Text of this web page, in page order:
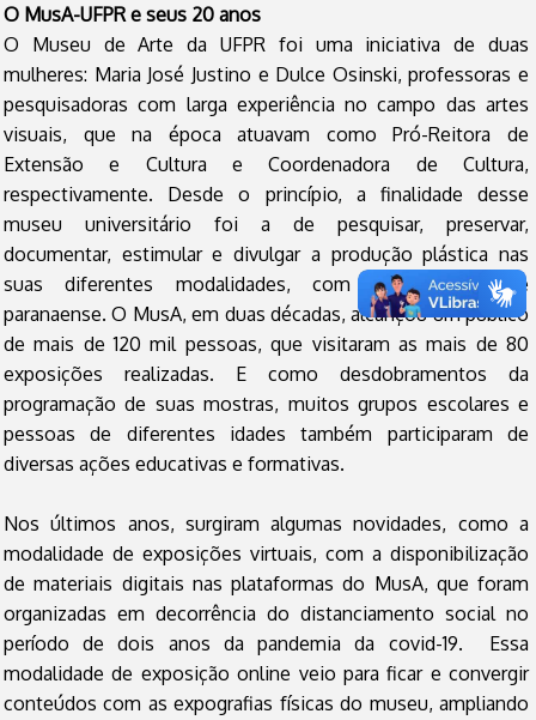
O MusA-UFPR e seus 20 anos
O Museu de Arte da UFPR foi uma iniciativa de duas
mulheres: Maria José Justino e Dulce Osinski, professoras e
pesquisadoras com larga experiência no campo das artes
visuais, que na época atuavam como Pró-Reitora de
Extensão e Cultura e Coordenadora de Cultura,
respectivamente. Desde o princípio, a finalidade desse
museu universitário foi a de pesquisar, preservar,
documentar, estimular e divulgar a produção plástica nas
suas diferentes modalidades, com ênfase na arte
paranaense. O MusA, em duas décadas, alcançou um público
de mais de 120 mil pessoas, que visitaram as mais de 80
exposições realizadas. E como desdobramentos da
programação de suas mostras, muitos grupos escolares e
pessoas de diferentes idades também participaram de
diversas ações educativas e formativas.
Nos últimos anos, surgiram algumas novidades, como a
modalidade de exposições virtuais, com a disponibilização
de materiais digitais nas plataformas do MusA, que foram
organizadas em decorrência do distanciamento social no
período de dois anos da pandemia da covid-19. Essa
modalidade de exposição online veio para ficar e convergir
conteúdos com as expografias físicas do museu, ampliando